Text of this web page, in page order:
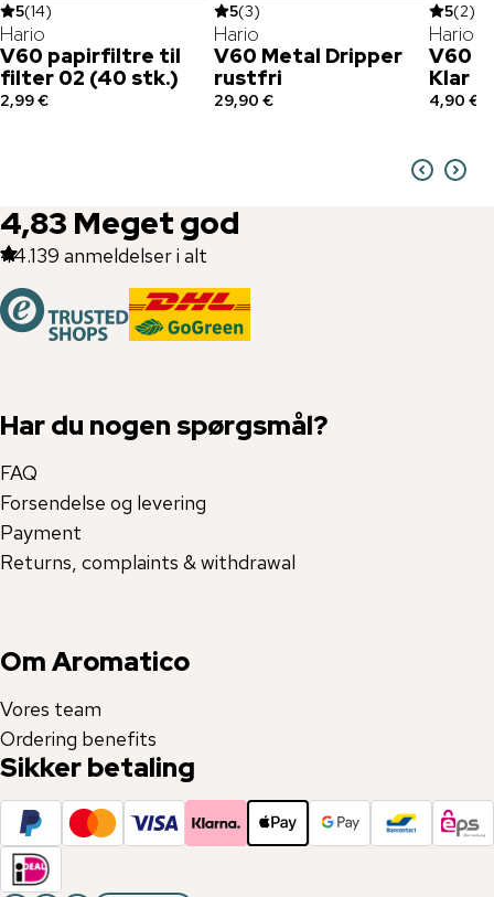
5(14)
Hario
V60 papirfiltre til
filter 02 (40 stk.)
2,99 €
5(3)
Hario
V60 Metal Dripper
rustfri
29,90 €
5(2)
Hario
V60
Klar
4,90 €
4,83 Meget god
44.139 anmeldelser i alt
Har du nogen spørgsmål?
FAQ
Forsendelse og levering
Payment
Returns, complaints & withdrawal
Om Aromatico
Vores team
Ordering benefits
Sikker betaling